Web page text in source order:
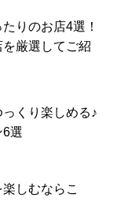
りのお店4選！
厳選してご紹
くり楽しめる♪
6選
しむならこ